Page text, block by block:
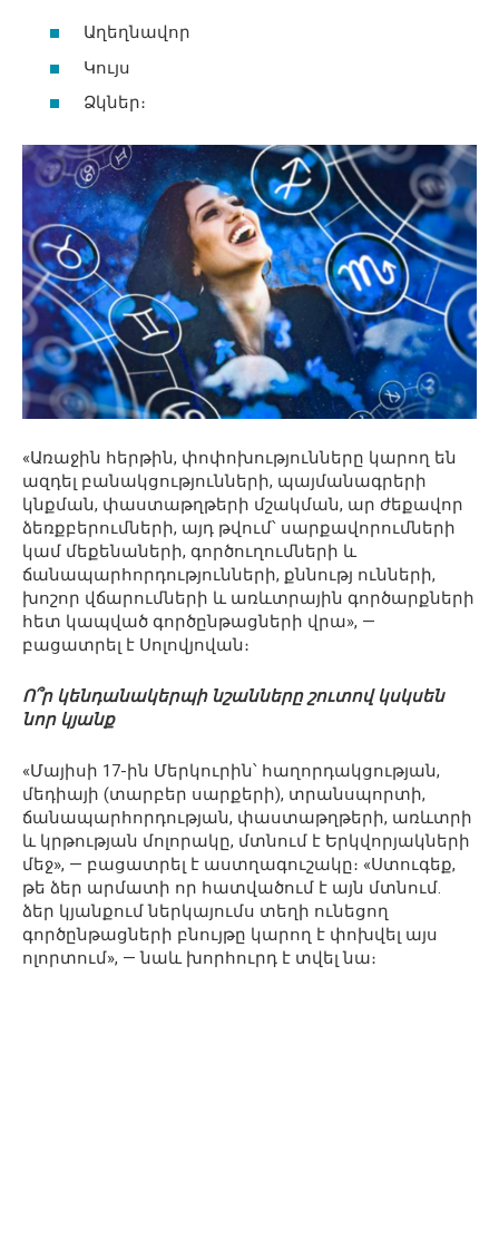
Աղեղնավոր
Կույս
Ձկներ։
«Առաջին հերթին, փոփոխությունները կարող են
ազդել բանակցությունների, պայմանագրերի
կնքման, փաստաթղթերի մշակման, ար ժեքավոր
ձեռքբերումների, այդ թվում՝ սարքավորումների
կամ մեքենաների, գործուղումների և
ճանապարհորդությունների, քննությ ունների,
խոշոր վճարումների և առևտրային գործարքների
հետ կապված գործընթացների վրա», —
բացատրել է Սոլովյովան։
Ո՞ր կենդանակերպի նշանները շուտով կսկսեն
նոր կյանք
«Մայիսի 17-ին Մերկուրին՝ հաղորդակցության,
մեդիայի (տարբեր սարքերի), տրանսպորտի,
ճանապարհորդության, փաստաթղթերի, առևտրի
և կրթության մոլորակը, մտնում է Երկվորյակների
մեջ», — բացատրել է աստղագուշակը։ «Ստուգեք,
թե ձեր արմատի որ հատվածում է այն մտնում.
ձեր կյանքում ներկայումս տեղի ունեցող
գործընթացների բնույթը կարող է փոխվել այս
ոլորտում», — նաև խորհուրդ է տվել նա։